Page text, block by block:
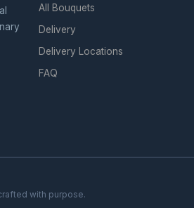
All Bouquets
Delivery
Delivery Locations
FAQ
with purpose.